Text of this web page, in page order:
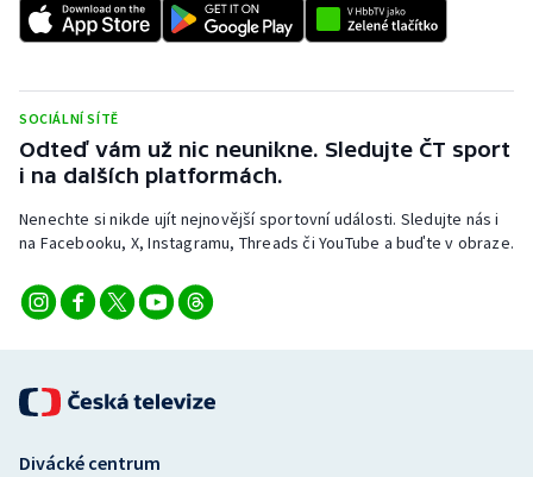
Short track
Stolní tenis
Triatlon
Veslování
Vodní slalom
Ostatní
SOCIÁLNÍ SÍTĚ
Odteď vám už nic neunikne. Sledujte ČT sport
i na dalších platformách.
Nenechte si nikde ujít nejnovější sportovní události. Sledujte nás i
na Facebooku, X, Instagramu, Threads či YouTube a buďte v obraze.
Divácké centrum